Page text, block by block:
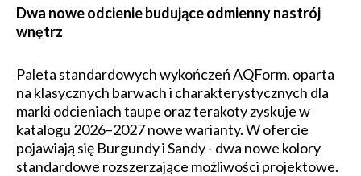
Dwa nowe odcienie budujące odmienny nastrój
wnętrz
Paleta standardowych wykończeń AQForm, oparta
na klasycznych barwach i charakterystycznych dla
marki odcieniach taupe oraz terakoty zyskuje w
katalogu 2026–2027 nowe warianty. W ofercie
pojawiają się Burgundy i Sandy - dwa nowe kolory
standardowe rozszerzające możliwości projektowe.